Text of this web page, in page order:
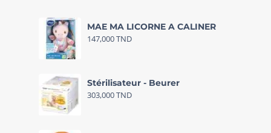
MAE MA LICORNE A CALINER
147,000TND
Stérilisateur - Beurer
303,000TND